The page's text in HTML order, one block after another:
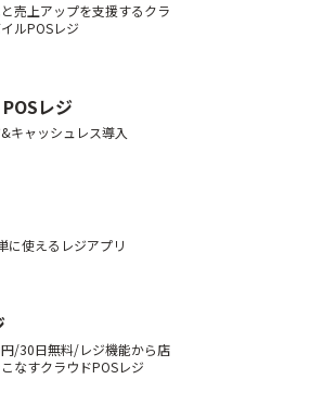
売上アップを支援するクラ
ルPOSレジ
レジ
キャッシュレス導入
に使えるレジアプリ
/30日無料/レジ機能から店
なすクラウドPOSレジ